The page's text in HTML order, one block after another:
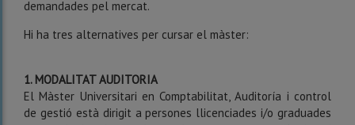
demandades pel mercat.
Hi ha tres alternatives per cursar el màster:
1. MODALITAT AUDITORIA
El Màster Universitari en Comptabilitat, Auditoría i control
de gestió està dirigit a persones llicenciades i/o graduades